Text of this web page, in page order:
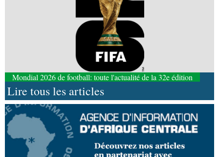
Mondial 2026 de football: toute l'actualité de la 32e édition
Lire tous les articles